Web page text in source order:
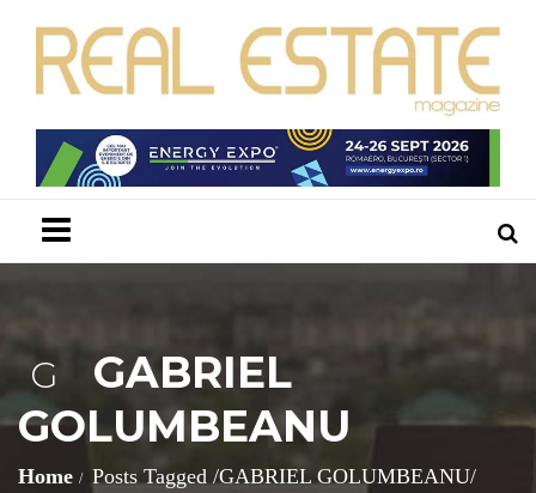
G
GABRIEL
GOLUMBEANU
Home Posts Tagged /GABRIEL GOLUMBEANU/